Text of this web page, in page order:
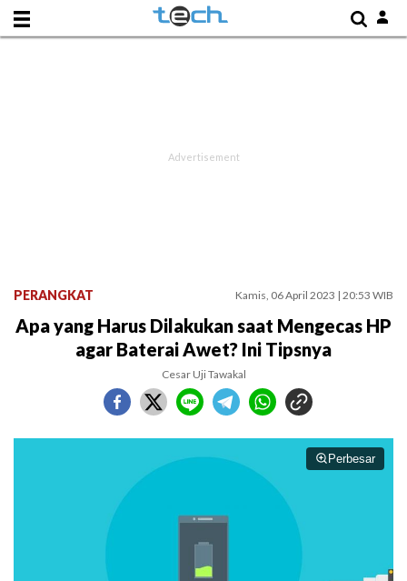
PERANGKAT Kamis, 06 April 2023 | 20:53 WIB
Apa yang Harus Dilakukan saat Mengecas HP
agar Baterai Awet? Ini Tipsnya
Cesar Uji Tawakal
Perbesar